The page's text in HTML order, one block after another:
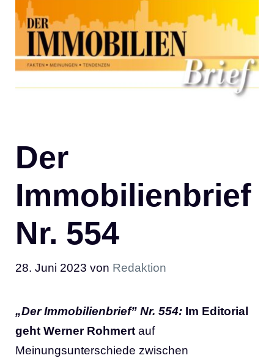
Der
Immobilienbrief
Nr. 554
28. Juni 2023 von Redaktion
„Der Immobilienbrief” Nr. 554: Im Editorial
geht Werner Rohmert auf
Meinungsunterschiede zwischen